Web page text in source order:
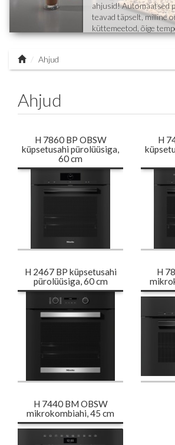
ahjusid! Automaatsed
teavad täpselt, milline
küttemeetod, õige
optimaalne
spetsialiteeti - Miele
temperatuur ja
ja kas soovite seda
tegutseb ahi
välja täpselt siis, kui
küpsusaste saavutatud.
Ahjud
Ahjud
H 7860 BP OBSW
küpsetusahi pürolüüsiga,
60 cm
H
H 2467 BP küpsetusahi
pürolüüsiga, 60 cm
H
H 7440 BM OBSW
mikrokombiahi, 45 cm